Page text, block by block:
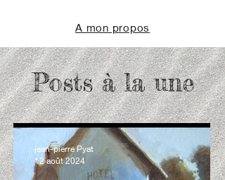
A mon propos
Posts à la une
jean-pierre Pyat
12 août 2024